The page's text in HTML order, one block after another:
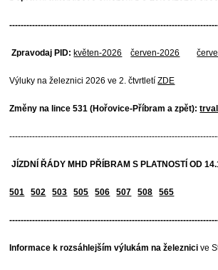
Zpravodaj PID: květen-2026 červen-2026
Výluky na železnici 2026 ve 2. čtvrtletíZDE
Změny na lince 531 (Hořovice-Příbram a zpět):
JÍZDNÍ ŘÁDY MHD PŘÍBRAM S PLATNOSTÍ OD
501 502 503 505 506 507 508 565
Informace k rozsáhlejším výlukám na železnicive